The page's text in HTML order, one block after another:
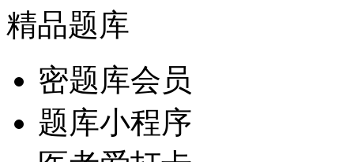
精品题库
密题库会员
题库小程序